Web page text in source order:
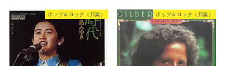
ポップ＆ロック（邦楽） ポップ＆ロック（邦楽）